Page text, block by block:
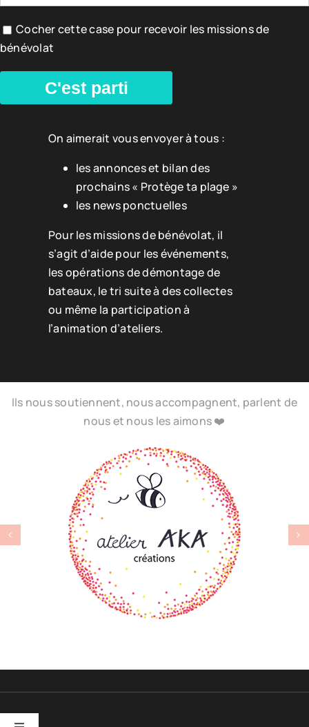
Cocher cette case pour recevoir les missions de
bénévolat
C'est parti
On aimerait vous envoyer à tous :
les annonces et bilan des
prochains « Protège ta plage »
les news ponctuelles
Pour les missions de bénévolat, il
s’agit d’aide pour les événements,
les opérations de démontage de
bateaux, le tri suite à des collectes
ou même la participation à
l’animation d’ateliers.
Ils nous soutiennent, nous accompagnent, parlent de
nous et nous les aimons ❤️